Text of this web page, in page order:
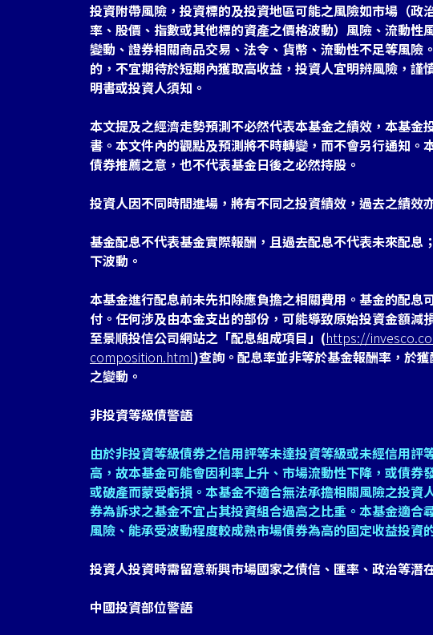
投資附帶風險，投資標的及投資地區可能之風險如市場（政
率、股價、指數或其他標的資產之價格波動）風險、流動性
變動、證券相關商品交易、法令、貨幣、流動性不足等風險
的，不宜期待於短期內獲取高收益，投資人宜明辨風險，謹
明書或投資人須知。
本文提及之經濟走勢預測不必然代表本基金之績效，本基金
書。本文件內的觀點及預測將不時轉變，而不會另行通知。
債券推薦之意，也不代表基金日後之必然持股。
投資人因不同時間進場，將有不同之投資績效，過去之績效
基金配息不代表基金實際報酬，且過去配息不代表未來配息
下波動。
本基金進行配息前未先扣除應負擔之相關費用。基金的配息
付。任何涉及由本金支出的部份，可能導致原始投資金額減
至景順投信公司網站之「配息組成項目」(https://
composition.html)查詢。配息率並非等於基金報酬率，於
之變動。
非投資等級債警語
由於非投資等級債券之信用評等未達投資等級或未經信用評
高，故本基金可能會因利率上升、市場流動性下降，或債券
或破產而蒙受虧損。本基金不適合無法承擔相關風險之投資
券為訴求之基金不宜占其投資組合過高之比重。本基金適合
風險、能承受波動程度較成熟市場債券為高的固定收益投資
投資人投資時需留意新興市場國家之債信、匯率、政治等潛
中國投資部位警語